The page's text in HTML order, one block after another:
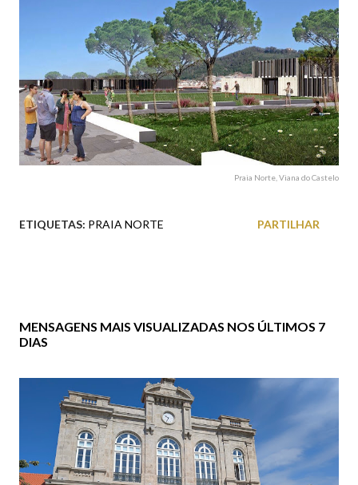
Praia Norte, Viana do Castelo
ETIQUETAS: PRAIA NORTE PARTILHAR
MENSAGENS MAIS VISUALIZADAS NOS ÚLTIMOS 7
DIAS